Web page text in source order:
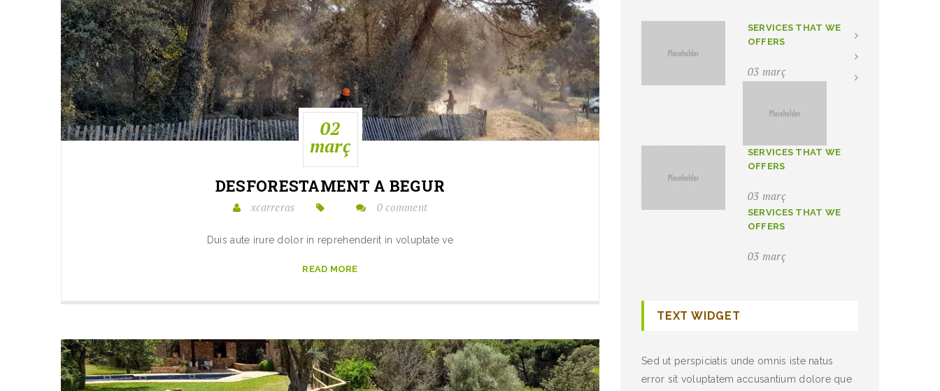
02
març
DESFORESTAMENT A BEGUR
xcarreras 0 comment
Duis aute irure dolor in reprehenderit in voluptate ve
READ MORE
SERVICES THAT WE
OFFERS
03 març
SERVICES THAT WE
OFFERS
03 març
SERVICES THAT WE
OFFERS
03 març
TEXT WIDGET
Sed ut perspiciatis unde omnis iste natus
error sit voluptatem accusantium dolore que